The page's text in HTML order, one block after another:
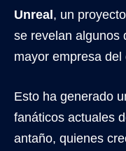
Unreal, un
se revelan algunos
mayor empresa
Esto ha generado
fanáticos actuales
antaño, quienes